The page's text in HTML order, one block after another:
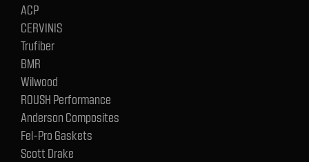
ACP
CERVINIS
Trufiber
BMR
Wilwood
ROUSH Performance
Anderson Composites
Fel-Pro Gaskets
Scott Drake